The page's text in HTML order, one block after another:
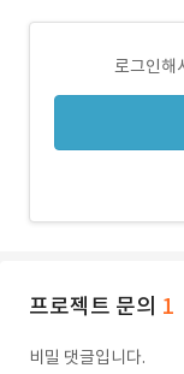
로그인해
프로젝트 문의 1
비밀 댓글입니다.